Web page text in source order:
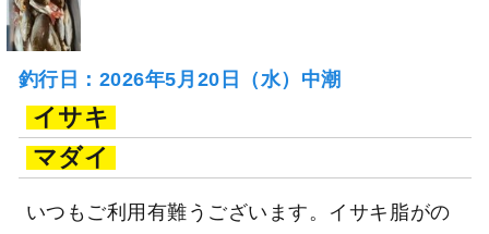
釣行日：2026年5月20日（水）中潮
イサキ
マダイ
いつもご利用有難うございます。イサキ脂がの